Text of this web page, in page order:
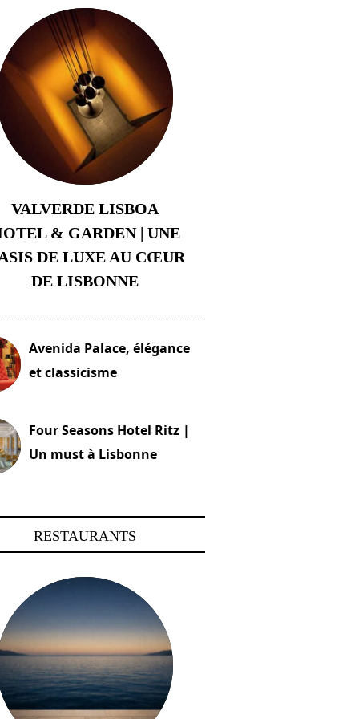
VALVERDE LISBOA
& GARDEN | UNE
DE LUXE AU CŒUR
DE LISBONNE
Avenida Palace, élégance
et classicisme
Four Seasons Hotel Ritz |
Un must à Lisbonne
RESTAURANTS